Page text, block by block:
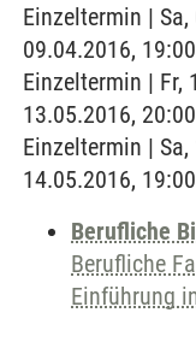
Einzeltermin |
09.04.2016,
Einzeltermin | Fr,
13.05.2016,
Einzeltermin |
14.05.2016,
Berufliche
Berufliche
Einführung